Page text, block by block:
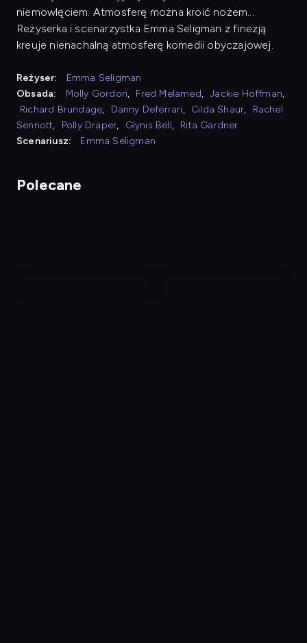
niemowlęciem. Atmosferę można kroić nożem...
Reżyserka i scenarzystka Emma Seligman z finezją
kreuje nienachalną atmosferę komedii obyczajowej.
Reżyser:
Emma Seligman
Obsada:
Molly Gordon, Fred Melamed, Jackie Hoffman,
Richard Brundage, Danny Deferrari, Cilda Shaur,
Rachel
Sennott, Polly Draper, Glynis Bell, Rita Gardner
Scenariusz:
Emma Seligman
Polecane